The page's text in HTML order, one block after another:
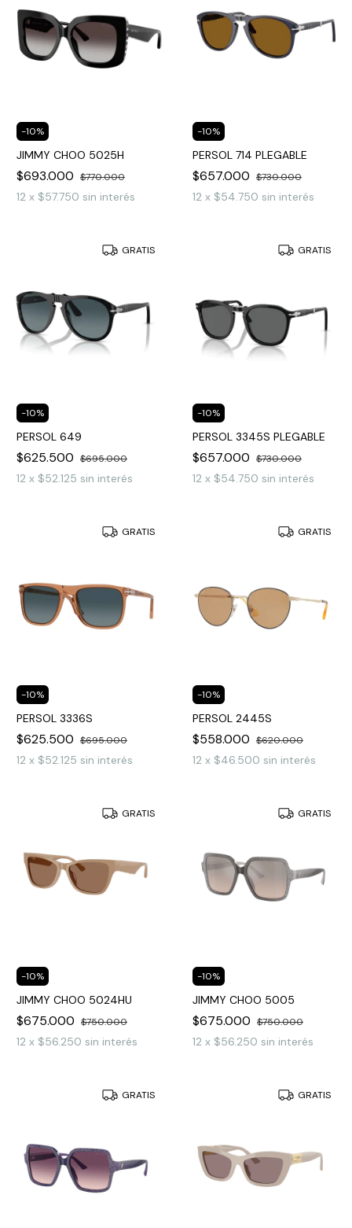
-10%
JIMMY CHOO 5025H
$693.000 $770.000
12 x $57.750 sin interés
-10%
PERSOL 714 PLEGABLE
$657.000 $730.000
12 x $54.750 sin interés
GRATIS
-10%
PERSOL 649
$625.500 $695.000
12 x $52.125 sin interés
GRATIS
-10%
PERSOL 3345S PLEGABLE
$657.000 $730.000
12 x $54.750 sin interés
GRATIS
-10%
PERSOL 3336S
$625.500 $695.000
12 x $52.125 sin interés
GRATIS
-10%
PERSOL 2445S
$558.000 $620.000
12 x $46.500 sin interés
GRATIS
-10%
JIMMY CHOO 5024HU
$675.000 $750.000
12 x $56.250 sin interés
GRATIS
-10%
JIMMY CHOO 5005
$675.000 $750.000
12 x $56.250 sin interés
GRATIS GRATIS